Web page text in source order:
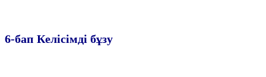
6-бап Келiсiмдi бұзу